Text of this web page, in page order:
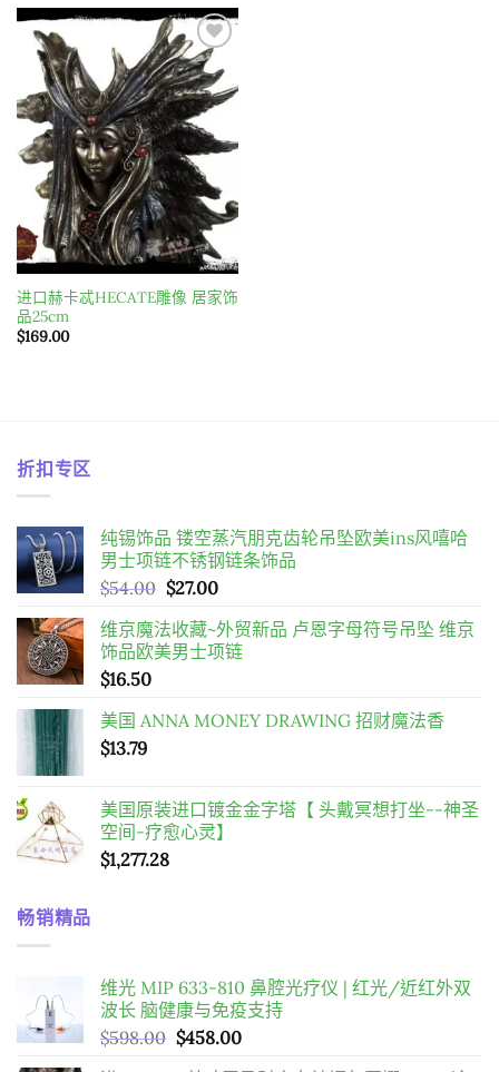
Add to
wishlist
进口赫卡忒HECATE雕像 居家饰
品25cm
$169.00
折扣专区
纯锡饰品 镂空蒸汽朋克齿轮吊坠欧美ins风嘻哈
男士项链不锈钢链条饰品
$54.00 原
價
格：
$27.00目
價
格：
维京魔法收藏~外贸新品 卢恩字母符号吊坠 维京
饰品欧美男士项链
$16.50
美国 ANNA MONEY DRAWING 招财魔法香
$13.79
美国原装进口镀金金字塔【 头戴冥想打坐--神圣
空间-疗愈心灵】
$1,277.28
畅销精品
维光 MIP 633-810 鼻腔光疗仪 | 红光/近红外双
波长 脑健康与免疫支持
$598.00 原
$458.00目